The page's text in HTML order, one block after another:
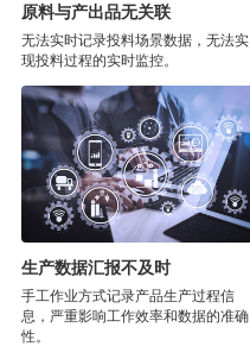
原料与产出品无关联
无法实时记录投料场景数据，无法实
现投料过程的实时监控。
生产数据汇报不及时
手工作业方式记录产品生产过程信
息，严重影响工作效率和数据的准确
性。